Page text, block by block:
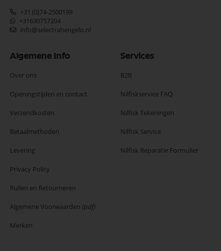
+31 (0)74-2500199
+31630757204
info@selectrahengelo.nl
Algemene Info
Over ons
Openingstijden en contact
Verzendkosten
Betaalmethoden
Levering
Privacy Policy
Ruilen en Retourneren
Algemene Voorwaarden (pdf)
Merken
Services
B2B
Nilfiskservice FAQ
Nilfisk Tekeningen
Nilfisk Service
Nilfisk Reparatie Formulier